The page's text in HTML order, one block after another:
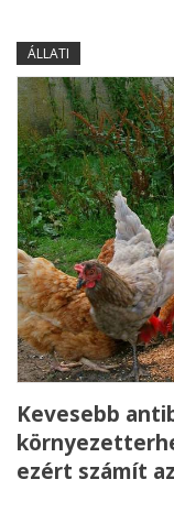
ÁLLATI
Kevesebb
ezért számít